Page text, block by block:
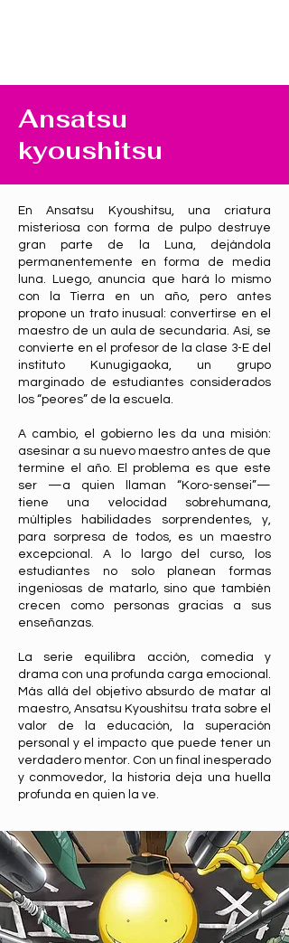
Ansatsu
kyoushitsu
En Ansatsu Kyoushitsu, una criatura
misteriosa con forma de pulpo destruye
gran parte de la Luna, dejándola
permanentemente en forma de media
luna. Luego, anuncia que hará lo mismo
con la Tierra en un año, pero antes
propone un trato inusual: convertirse en el
maestro de un aula de secundaria. Así, se
convierte en el profesor de la clase 3-E del
instituto Kunugigaoka, un grupo
marginado de estudiantes considerados
los “peores” de la escuela.
A cambio, el gobierno les da una misión:
asesinar a su nuevo maestro antes de que
termine el año. El problema es que este
ser —a quien llaman “Koro-sensei”—
tiene una velocidad sobrehumana,
múltiples habilidades sorprendentes, y,
para sorpresa de todos, es un maestro
excepcional. A lo largo del curso, los
estudiantes no solo planean formas
ingeniosas de matarlo, sino que también
crecen como personas gracias a sus
enseñanzas.
La serie equilibra acción, comedia y
drama con una profunda carga emocional.
Más allá del objetivo absurdo de matar al
maestro, Ansatsu Kyoushitsu trata sobre el
valor de la educación, la superación
personal y el impacto que puede tener un
verdadero mentor. Con un final inesperado
y conmovedor, la historia deja una huella
profunda en quien la ve.